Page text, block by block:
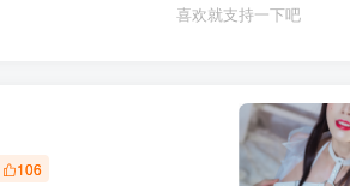
喜欢就支持一下吧
106